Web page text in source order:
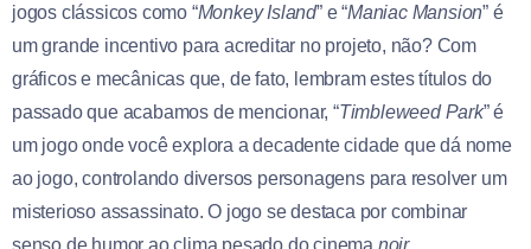
jogos clássicos como “Monkey Island” e “Maniac Mansion” é
um grande incentivo para acreditar no projeto, não? Com
gráficos e mecânicas que, de fato, lembram estes títulos do
passado que acabamos de mencionar, “Timbleweed Park” é
um jogo onde você explora a decadente cidade que dá nome
ao jogo, controlando diversos personagens para resolver um
misterioso assassinato. O jogo se destaca por combinar
senso de humor ao clima pesado do cinema noir.